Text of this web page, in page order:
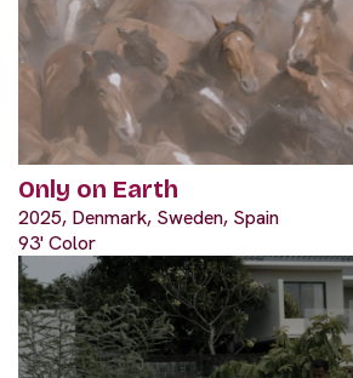
Only on Earth
2025, Denmark, Sweden, Spain
93' Color